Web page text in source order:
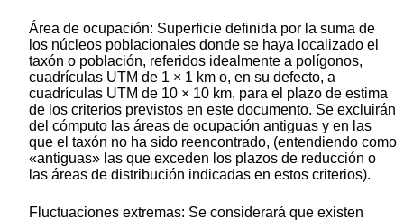
Área de ocupación: Superficie definida por la suma de
los núcleos poblacionales donde se haya localizado el
taxón o población, referidos idealmente a polígonos,
cuadrículas UTM de 1 × 1 km o, en su defecto, a
cuadrículas UTM de 10 × 10 km, para el plazo de estima
de los criterios previstos en este documento. Se excluirán
del cómputo las áreas de ocupación antiguas y en las
que el taxón no ha sido reencontrado, (entendiendo como
«antiguas» las que exceden los plazos de reducción o
las áreas de distribución indicadas en estos criterios).
Fluctuaciones extremas: Se considerará que existen